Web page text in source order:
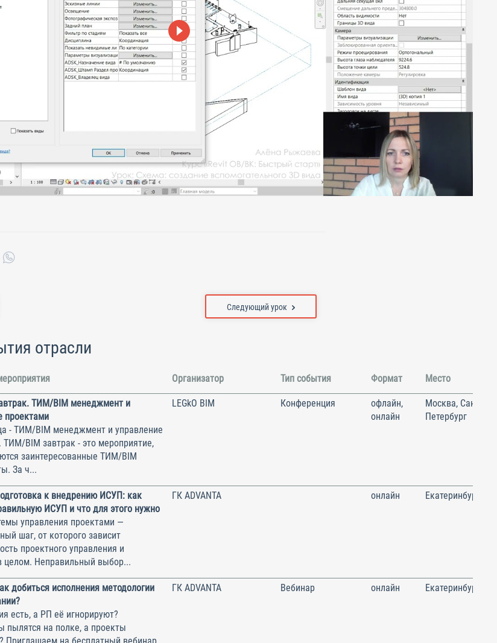
Следующий урок
отрасли
Организатор Тип события Формат Место
ТИМ/BIM менеджмент и
проектами
- ТИМ/BIM менеджмент и управление
ТИМ/BIM завтрак - это мероприятие,
заинтересованные ТИМ/BIM
За ч...
LEGkO BIM Конференция
офлайн,
онлайн
Москва, Санкт-
Петербург
к внедрению ИСУП: как
ИСУП и что для этого нужно
управления проектами —
шаг, от которого зависит
проектного управления и
целом. Неправильный выбор...
ГК ADVANTA онлайн Екатеринбург
добиться исполнения методологии
есть, а РП её игнорируют?
пылятся на полке, а проекты
ГК ADVANTA Вебинар онлайн Екатеринбург